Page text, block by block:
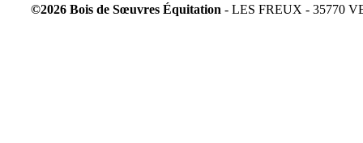
©2026 Bois de Sœuvres Équitation - LES FREUX - 35770